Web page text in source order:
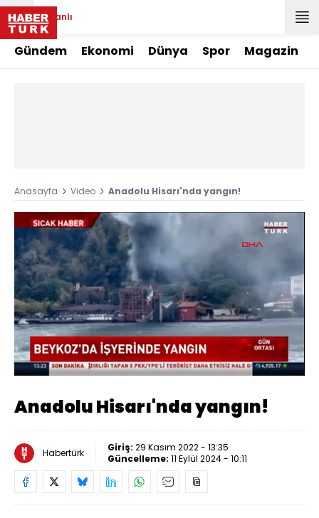
Canlı
Gündem Ekonomi Dünya Spor Magazin
Anasayfa Video Anadolu Hisarı'nda yangın!
Sesi
Aç
Yüklendi:
26.16%
Oynatma
Hızı
Anadolu Hisarı'nda yangın!
Habertürk Giriş: 29 Kasım 2022 - 13:35
Güncelleme: 11 Eylül 2024 - 10:11